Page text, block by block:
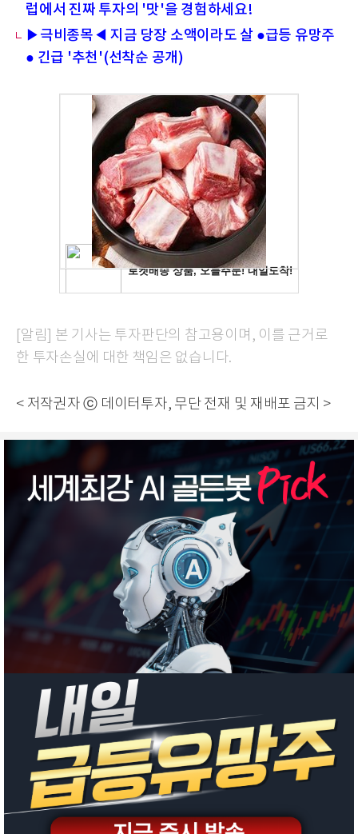
럽에서 진짜 투자의 '맛'을 경험하세요!
▶극비종목◀ 지금 당장 소액이라도 살 ●급등 유망주
● 긴급 '추천'(선착순 공개)
[알림] 본 기사는 투자판단의 참고용이며, 이를 근거로
한 투자손실에 대한 책임은 없습니다.
< 저작권자 ⓒ 데이터투자, 무단 전재 및 재배포 금지 >